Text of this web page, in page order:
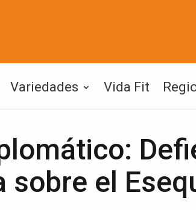
Variedades Vida Fit
sobre el